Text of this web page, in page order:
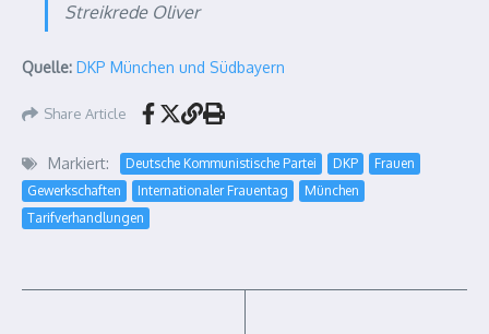
Streikrede Oliver
Quelle: DKP München und Südbayern
Share Article
Markiert: Deutsche Kommunistische Partei DKP
Frauen
Gewerkschaften
Internationaler Frauentag
München
Tarifverhandlungen